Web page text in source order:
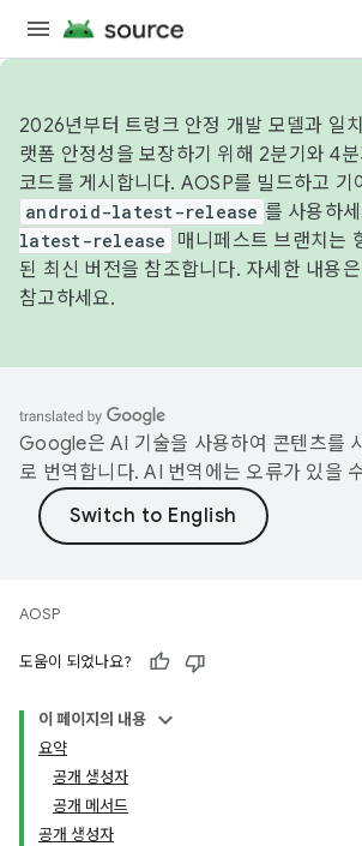
2026년부터 트렁크 안정 개발 모델과 일
랫폼 안정성을 보장하기 위해 2분기와 4
코드를 게시합니다. AOSP를 빌드하고 기
android-latest-release 를 사용하
latest-release
매니페스트 브랜치는
된 최신 버전을 참조합니다. 자세한 내용은
참고하세요.
Google은 AI 기술을 사용하여 콘텐츠를
로 번역합니다. AI 번역에는 오류가 있을
AOSP
도움이 되었나요?
이 페이지의 내용
요약
공개 생성자
공개 메서드
공개 생성자